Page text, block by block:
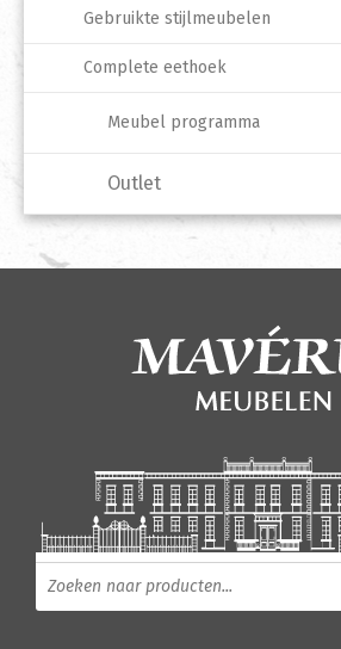
Gebruikte stijlmeubelen
Complete eethoek
Meubel programma
Outlet
Producten zoeken